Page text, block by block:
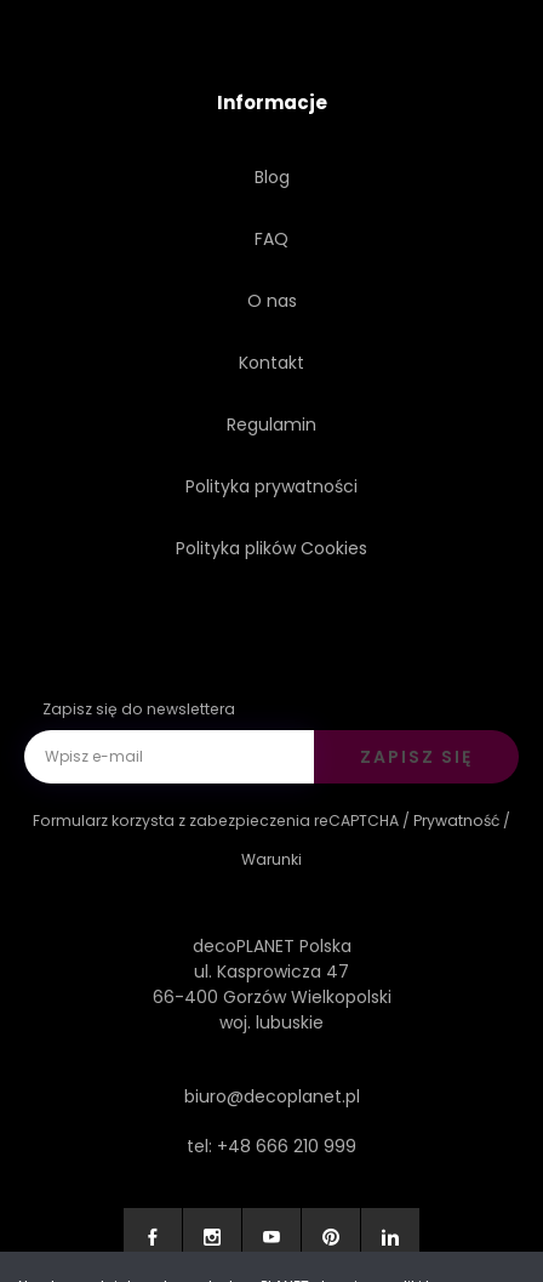
Informacje
Blog
FAQ
O nas
Kontakt
Regulamin
Polityka prywatności
Polityka plików Cookies
Zapisz się do newslettera
ZAPISZ SIĘ
Formularz korzysta z zabezpieczenia reCAPTCHA / Prywatność /
Warunki
decoPLANET Polska
ul. Kasprowicza 47
66-400 Gorzów Wielkopolski
woj. lubuskie
biuro@decoplanet.pl
tel: +48 666 210 999